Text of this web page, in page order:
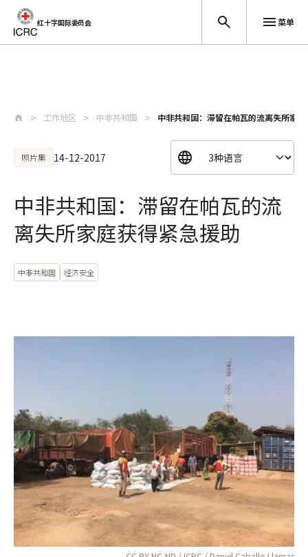
红十字国际委员会 菜单
工作地区 中非共和国 中非共和国：滞留在帕瓦的流离失所家
照片集 14-12-2017
中非共和国：滞留在帕瓦的流
离失所家庭获得紧急援助
中非共和国 经济安全